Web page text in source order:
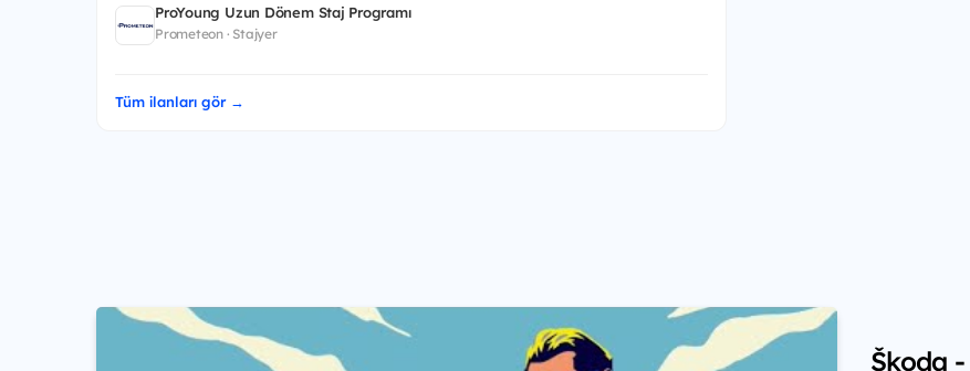
ProYoung Uzun Dönem Staj Programı
Prometeon · Stajyer
Tüm ilanları gör →
Škoda